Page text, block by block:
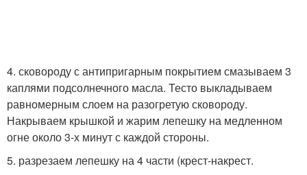
4. сковороду с антипригарным покрытием смазываем 3
каплями подсолнечного масла. Тесто выкладываем
равномерным слоем на разогретую сковороду.
Накрываем крышкой и жарим лепешку на медленном
огне около 3-х минут с каждой стороны.
5. разрезаем лепешку на 4 части (крест-накрест.